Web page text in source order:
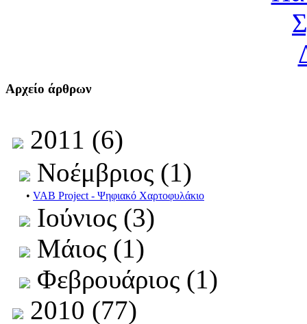
Αρχείο άρθρων
2011 (6)
Νοέμβριος (1)
• VAB Project - Ψηφιακό Χαρτοφυλάκιο
Ιούνιος (3)
Μάιος (1)
Φεβρουάριος (1)
2010 (77)